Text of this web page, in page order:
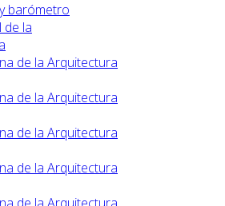
barómetro
de la
de la Arquitectura
de la Arquitectura
de la Arquitectura
de la Arquitectura